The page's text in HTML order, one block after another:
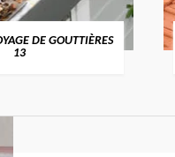
DE GOUTTIÈRES
13